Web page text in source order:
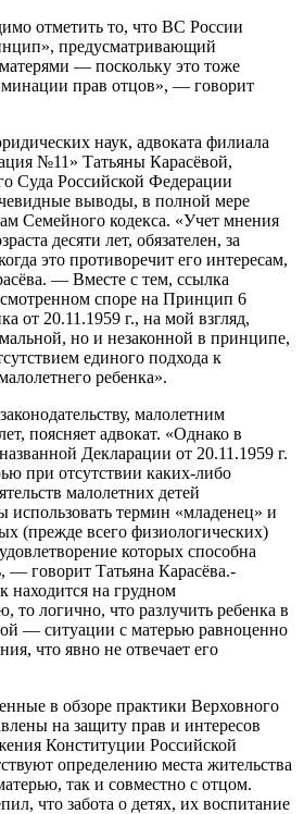
отметить то, что ВС России
предусматривающий
— поскольку это тоже
прав отцов», — говорит
наук, адвоката филиала
№11» Татьяны Карасёвой,
Суда Российской Федерации
выводы, в полной мере
Семейного кодекса. «Учет мнения
десяти лет, обязателен, за
это противоречит его интересам,
— Вместе с тем, ссылка
споре на Принцип 6
от 20.11.1959 г., на мой взгляд,
но и незаконной в принципе,
единого подхода к
ребенка».
малолетним
поясняет адвокат. «Однако в
Декларации от 20.11.1959 г.
при отсутствии каких-либо
малолетних детей
использовать термин «младенец» и
(прежде всего физиологических)
которых способна
— говорит Татьяна Карасёва.-
находится на грудном
то логично, что разлучить ребенка в
— ситуации с матерью равноценно
что явно не отвечает его
в обзоре практики Верховного
на защиту прав и интересов
Конституции Российской
определению места жительства
так и совместно с отцом.
что забота о детях, их воспитание